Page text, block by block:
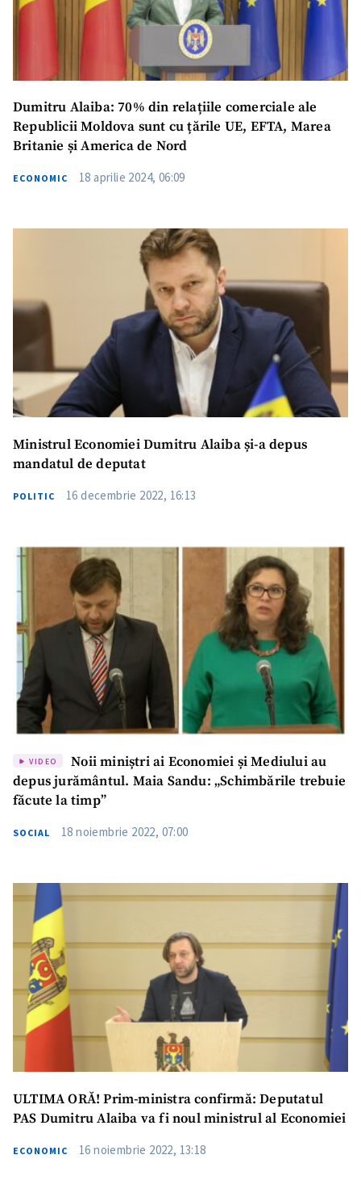
Trimite o informație
Despre ZdG
in English
на русском
Dumitru Alaiba: 70% din rеlațiilе comеrcialе ale
Republicii Moldova sunt cu țărilе UE, EFTA, Marеa
Britaniе și Amеrica dе Nord
ECONOMIC 18 aprilie 2024, 06:09
Ministrul Economiei Dumitru Alaiba și-a depus
mandatul de deputat
POLITIC 16 decembrie 2022, 16:13
VIDEO
Noii miniștri ai Economiei și Mediului au
depus jurământul. Maia Sandu: „Schimbările trebuie
făcute la timp”
SOCIAL 18 noiembrie 2022, 07:00
ULTIMA ORĂ! Prim-ministra confirmă: Deputatul
PAS Dumitru Alaiba va fi noul ministrul al Economiei
ECONOMIC 16 noiembrie 2022, 13:18